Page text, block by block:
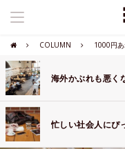
COLUMN 1000円
海外かぶれも悪く
忙しい社会人にぴ